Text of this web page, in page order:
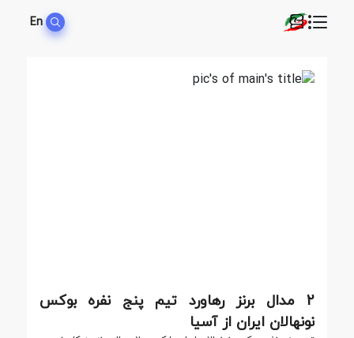
En
2 مدال برنز رهاورد تیم پنج نفره بوکس
نونهالان ایران از آسیا